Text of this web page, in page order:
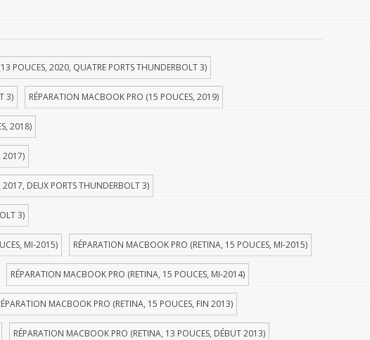
POUCES, 2020, QUATRE PORTS THUNDERBOLT 3)
3) RÉPARATION MACBOOK PRO (15 POUCES, 2019)
2018)
2017)
DEUX PORTS THUNDERBOLT 3)
3)
MI-2015) RÉPARATION MACBOOK PRO (RETINA, 15 POUCES, MI-2015)
RÉPARATION MACBOOK PRO (RETINA, 15 POUCES, MI-2014)
MACBOOK PRO (RETINA, 15 POUCES, FIN 2013)
RÉPARATION MACBOOK PRO (RETINA, 13 POUCES, DÉBUT 2013)